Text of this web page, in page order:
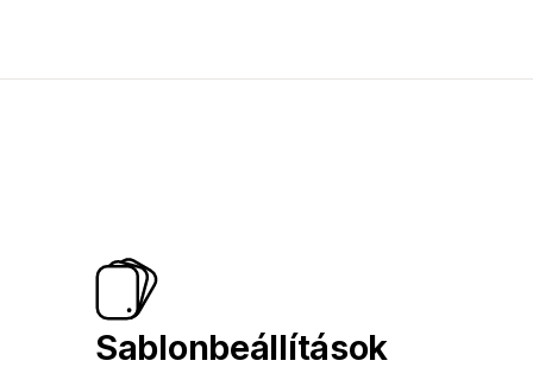
Sablonbeállítások